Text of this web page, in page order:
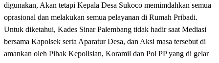
digunakan, Akan tetapi Kepala Desa Sukoco memimdahkan semua
oprasional dan melakukan semua pelayanan di Rumah Pribadi.
Untuk diketahui, Kades Sinar Palembang tidak hadir saat Mediasi
bersama Kapolsek serta Aparatur Desa, dan Aksi masa tersebut di
amankan oleh Pihak Kepolisian, Koramil dan Pol PP yang di gelar